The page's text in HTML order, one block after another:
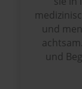
und
und